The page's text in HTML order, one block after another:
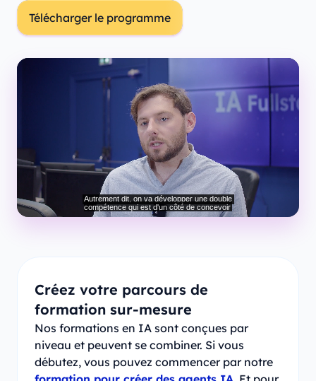
Télécharger le programme
Créez votre parcours de
formation sur-mesure
Nos formations en IA sont conçues par
niveau et peuvent se combiner. Si vous
débutez, vous pouvez commencer par notre